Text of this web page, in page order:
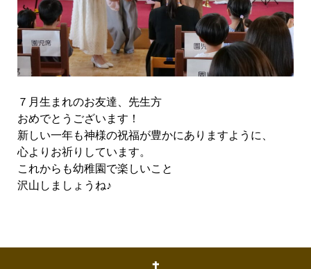
７月生まれのお友達、先生方
おめでとうございます！
新しい一年も神様の祝福が豊かにありますように、
心よりお祈りしています。
これからも幼稚園で楽しいこと
沢山しましょうね♪